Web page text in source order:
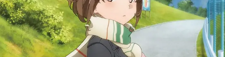
Dream
of
a
Sister
Venturing